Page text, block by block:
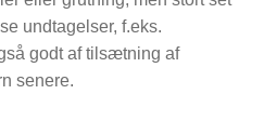
undtagelser, f.eks.
godt af tilsætning af
senere.